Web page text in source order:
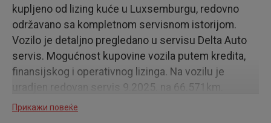
kupljeno od lizing kuće u Luxsemburgu, redovno
održavano sa kompletnom servisnom istorijom.
Vozilo je detaljno pregledano u servisu Delta Auto
servis. Mogućnost kupovine vozila putem kredita,
finansijskog i operativnog lizinga. Na vozilu je
uradjen redovan servis 9.2025. na 66.571km.
Прикажи повеќе